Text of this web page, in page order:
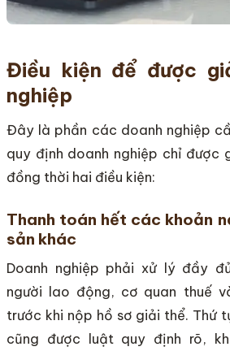
Điều kiện để được
nghiệp
Đây là phần các doanh nghiệp
quy định doanh nghiệp chỉ được
đồng thời hai điều kiện:
Thanh toán hết các khoản
sản khác
Doanh nghiệp phải xử lý đầy
người lao động, cơ quan thuế
trước khi nộp hồ sơ giải thể. Thứ
cũng được luật quy định rõ,